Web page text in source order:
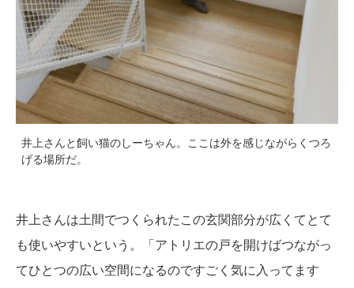
井上さんと飼い猫のしーちゃん。ここは外を感じながらくつろ
げる場所だ。
井上さんは土間でつくられたこの玄関部分が広くてとて
も使いやすいという。「アトリエの戸を開けばつながっ
てひとつの広い空間になるのですごく気に入ってます